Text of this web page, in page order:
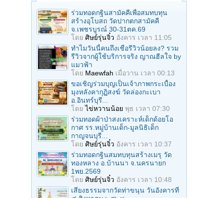
ร่วมทอดกฐินสามัคคีเพื่อสมทบทุน
สร้างอุโบสถ วัดปากตกสามัคคี
จ.เพชรบูรณ์ 30-31ตค.69
โดย ศิษย์รุ่นจิ๋ว อังคาร เวลา 11:05
ทำไมวันนี้คนถึงเชื่อรีวิวน้อยลง? รวม
รีวิวจากผู้ใช้บริการจริง ญาณฮีลใจ by
แมวฟ้า
โดย Maewfah เมื่อวาน เวลา 00:13
ขอเชิญร่วมบุญเป็นเจ้าภาพกระเบื้อง
มุงหลังคากุฏิสงฆ์ วัดล่องกะเบา
อ.อินทร์บุรี...
โดยไข่หวานน้อย พุธ เวลา 07:30
ร่วมทอดผ้าป่าสงเคราะห์เด็กด้อยโอ
กาศ รร.หมู่บ้านเด็ก-มูลนิธิเด็ก
กาญจนบุรี...
โดย ศิษย์รุ่นจิ๋ว อังคาร เวลา 10:37
ร่วมทอดกฐินสมทบทุนสร้างเมรุ วัด
ทองหลาง อ.บ้านนา จ.นครนายก
1พย.2569
โดย ศิษย์รุ่นจิ๋ว อังคาร เวลา 10:48
เสียงธรรมจากวัดท่าขนุน วันอังคารที่